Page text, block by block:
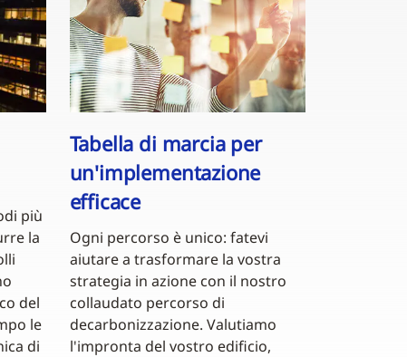
più
la
del
le
di
Tabella di marcia per
un'implementazione
efficace
Ogni percorso è unico: fatevi
aiutare a trasformare la vostra
strategia in azione con il nostro
collaudato percorso di
decarbonizzazione. Valutiamo
l'impronta del vostro edificio,